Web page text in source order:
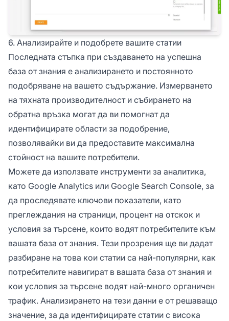
6. Анализирайте и подобрете вашите статии
Последната стъпка при създаването на успешна
база от знания е анализирането и постоянното
подобряване на вашето съдържание. Измерването
на тяхната производителност и събирането на
обратна връзка могат да ви помогнат да
идентифицирате области за подобрение,
позволявайки ви да предоставите максимална
стойност на вашите потребители.
Можете да използвате инструменти за аналитика,
като Google Analytics или Google Search Console, за
да проследявате ключови показатели, като
преглеждания на страници, процент на отскок и
условия за търсене, които водят потребителите към
вашата база от знания. Тези прозрения ще ви дадат
разбиране на това кои статии са най-популярни, как
потребителите навигират в вашата база от знания и
кои условия за търсене водят най-много органичен
трафик. Анализирането на тези данни е от решаващо
значение, за да идентифицирате статии с висока